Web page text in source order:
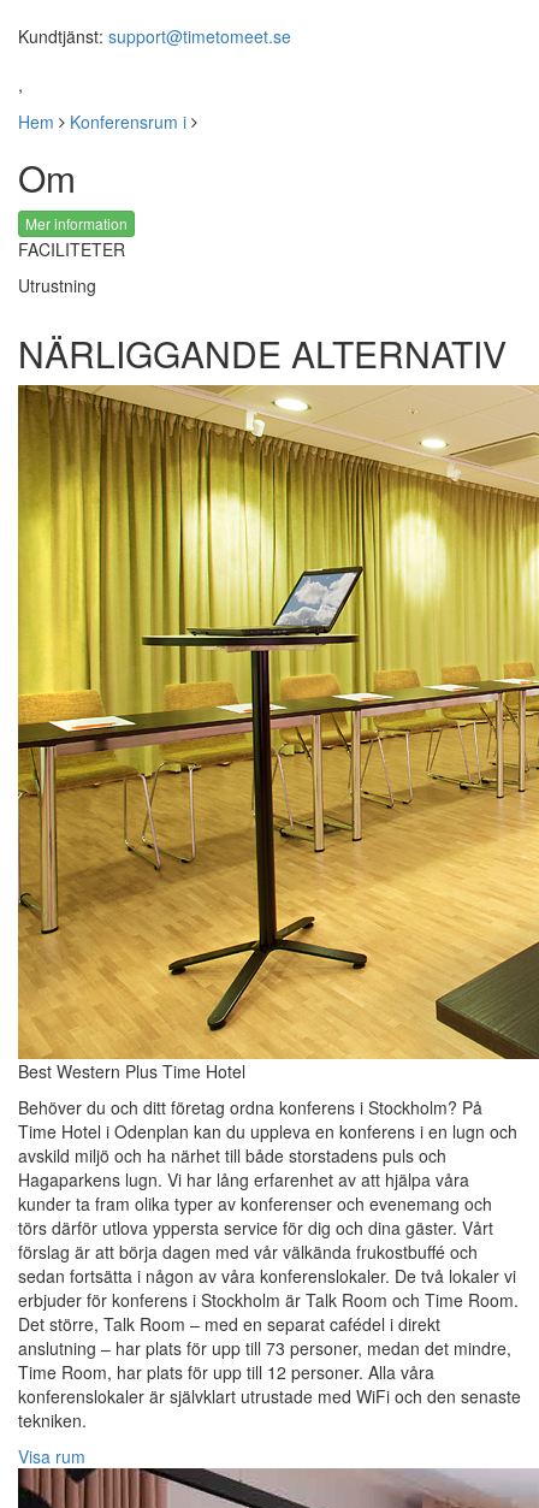
Kundtjänst: support@timetomeet.se
,
Hem
Konferensrum i
Om
Mer information
FACILITETER
Utrustning
NÄRLIGGANDE ALTERNATIV
Best Western Plus Time Hotel
Behöver du och ditt företag ordna konferens i Stockholm? På
Time Hotel i Odenplan kan du uppleva en konferens i en lugn och
avskild miljö och ha närhet till både storstadens puls och
Hagaparkens lugn. Vi har lång erfarenhet av att hjälpa våra
kunder ta fram olika typer av konferenser och evenemang och
törs därför utlova yppersta service för dig och dina gäster. Vårt
förslag är att börja dagen med vår välkända frukostbuffé och
sedan fortsätta i någon av våra konferenslokaler. De två lokaler vi
erbjuder för konferens i Stockholm är Talk Room och Time Room.
Det större, Talk Room – med en separat cafédel i direkt
anslutning – har plats för upp till 73 personer, medan det mindre,
Time Room, har plats för upp till 12 personer. Alla våra
konferenslokaler är självklart utrustade med WiFi och den senaste
tekniken.
Visa rum